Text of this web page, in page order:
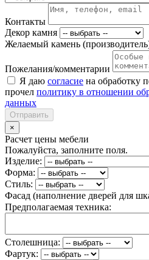
Контакты
Декор камня
Желаемый камень
Пожелания/комментарии
Я даю согласие на обработку
прочел политику в отношении
данных
Отправить
×
Расчет цены мебели
Пожалуйста, заполните поля.
Изделие:
Форма:
Стиль:
Фасад (наполнение дверей для
Предполагаемая техника:
Столешница:
Фартук: